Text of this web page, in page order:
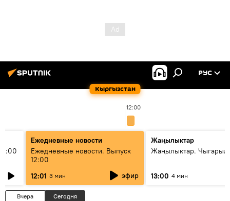
Кыргызстан
РУС
12:00
Ежедневные новости
Ежедневные новости. Выпуск
12:00
12:01 3 мин эфир
Жаңылыктар
Жаңылыктар.
13:00 4 мин
Вчера Сегодня